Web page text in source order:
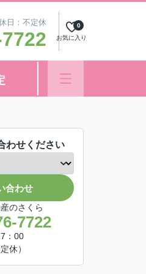
日：不定休
お気に入り
0
わせください
合わせ
のさくら
7722
：00
休）